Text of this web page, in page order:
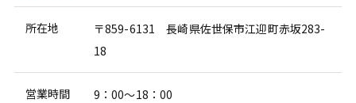
所在地
〒859-6131 長崎県佐世保市江迎町赤坂283-
18
営業時間 9：00～18：00